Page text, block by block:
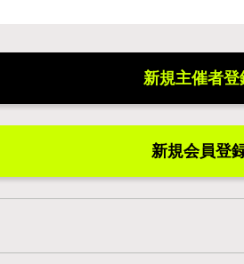
新規主催者登
新規会員登